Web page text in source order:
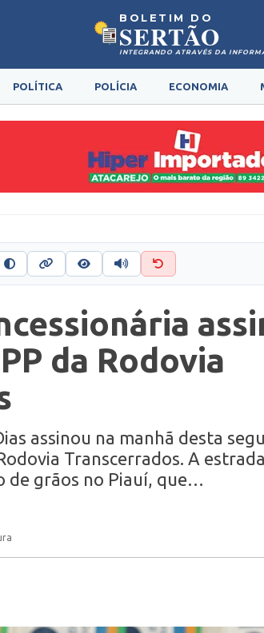
BOLETIM DO
SERTÃO
INTEGRANDO ATRAVÉS DA
POLÍTICA POLÍCIA ECONOMIA
da Rodovia
assinou na manhã desta
Transcerrados. A
de grãos no Piauí, que…